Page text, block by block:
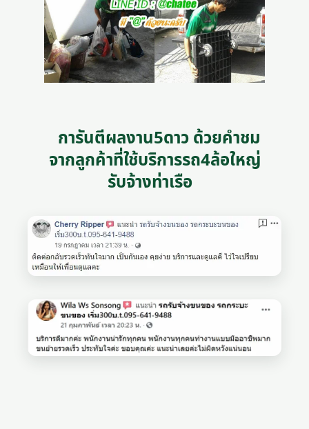
การันตีผลงาน5ดาว ด้วยคำชม
จากลูกค้าที่ใช้บริการรถ4ล้อใหญ่
รับจ้างท่าเรือ